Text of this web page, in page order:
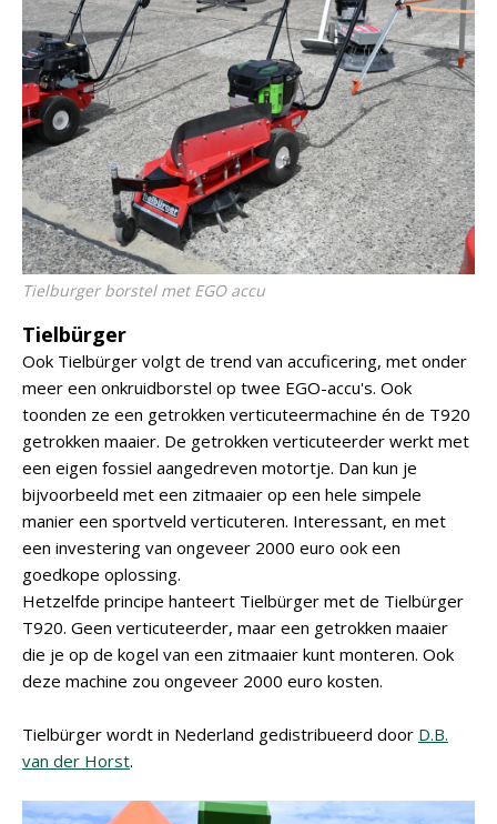
Tielburger borstel met EGO accu
Tielbürger
Ook Tielbürger volgt de trend van accuficering, met onder
meer een onkruidborstel op twee EGO-accu's. Ook
toonden ze een getrokken verticuteermachine én de T920
getrokken maaier. De getrokken verticuteerder werkt met
een eigen fossiel aangedreven motortje. Dan kun je
bijvoorbeeld met een zitmaaier op een hele simpele
manier een sportveld verticuteren. Interessant, en met
een investering van ongeveer 2000 euro ook een
goedkope oplossing.
Hetzelfde principe hanteert Tielbürger met de Tielbürger
T920. Geen verticuteerder, maar een getrokken maaier
die je op de kogel van een zitmaaier kunt monteren. Ook
deze machine zou ongeveer 2000 euro kosten.
Tielbürger wordt in Nederland gedistribueerd door D.B.
van der Horst.